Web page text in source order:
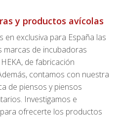
y productos avícolas
en exclusiva para España las
marcas de incubadoras
de fabricación
contamos con nuestra
de piensos y piensos
Investigamos e
ofrecerte los productos